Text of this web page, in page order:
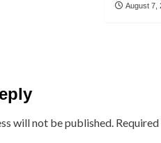
August 7,
will not be published.